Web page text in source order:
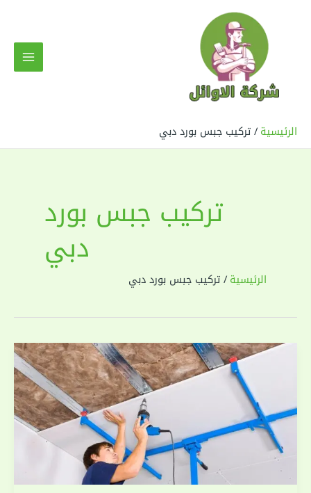
الرئيسية تركيب جبس بورد دبي
تركيب جبس بورد
دبي
الرئيسية تركيب جبس بورد دبي